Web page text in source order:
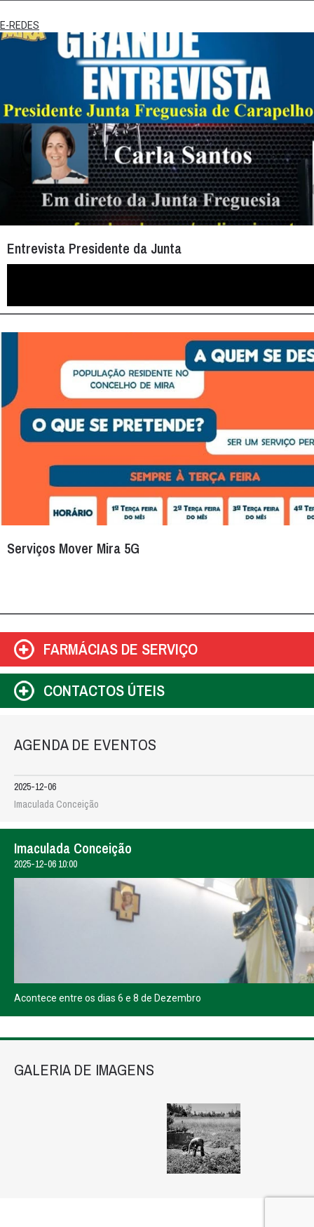
E-REDES
Entrevista Presidente da Junta
Serviços Mover Mira 5G
FARMÁCIAS DE SERVIÇO
CONTACTOS ÚTEIS
AGENDA DE EVENTOS
2025-12-06
Imaculada Conceição
Imaculada Conceição
2025-12-06 10:00
Acontece entre os dias 6 e 8 de Dezembro
GALERIA DE IMAGENS